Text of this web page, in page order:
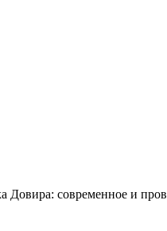
Довира: современное и